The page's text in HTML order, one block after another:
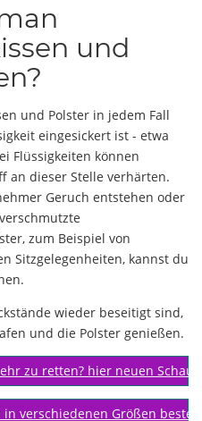
und
und Polster in jedem Fall
eingesickert ist - etwa
Flüssigkeiten können
an dieser Stelle verhärten.
Geruch entstehen oder
zum Beispiel von
Sitzgelegenheiten, kannst du
wieder beseitigt sind,
und die Polster genießen.
zu retten? hier neuen
verschiedenen Größen